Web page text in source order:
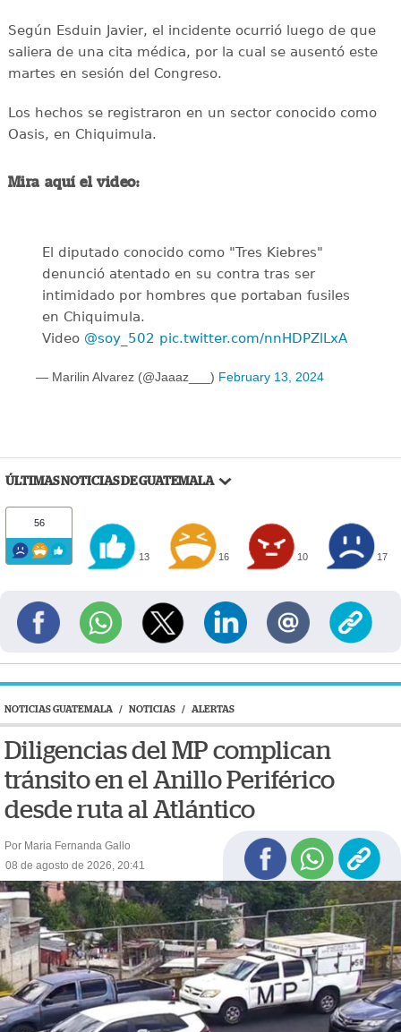
Según Esduin Javier, el incidente ocurrió luego de que
saliera de una cita médica, por la cual se ausentó este
martes en sesión del Congreso.
Los hechos se registraron en un sector conocido como
Oasis, en Chiquimula.
Mira aquí el video:
El diputado conocido como "Tres Kiebres"
denunció atentado en su contra tras ser
intimidado por hombres que portaban fusiles
en Chiquimula.
Video @soy_502 pic.twitter.com/nnHDPZlLxA
— Marilin Alvarez (@Jaaaz___) February 13, 2024
ÚLTIMAS NOTICIAS DE GUATEMALA
56
13 16 10 17
NOTICIAS GUATEMALA / NOTICIAS / ALERTAS
Diligencias del MP complican
tránsito en el Anillo Periférico
desde ruta al Atlántico
Por Maria Fernanda Gallo
08 de agosto de 2026, 20:41